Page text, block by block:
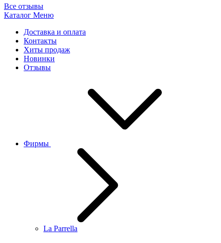
Все отзывы
Каталог Меню
Доставка и оплата
Контакты
Хиты продаж
Новинки
Отзывы
Фирмы
La Parrella